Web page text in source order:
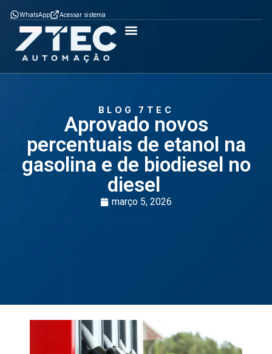
WhatsApp Acessar sistema
BLOG 7TEC
Aprovado novos
percentuais de etanol na
gasolina e de biodiesel no
diesel
março 5, 2026